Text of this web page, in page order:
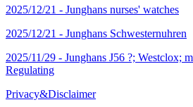
2025/12/21 - Junghans nurses' watches
2025/12/21 - Junghans Schwesternuhren
2025/11/29 - Junghans J56 ?; Westclox;
Regulating
Privacy&Disclaimer